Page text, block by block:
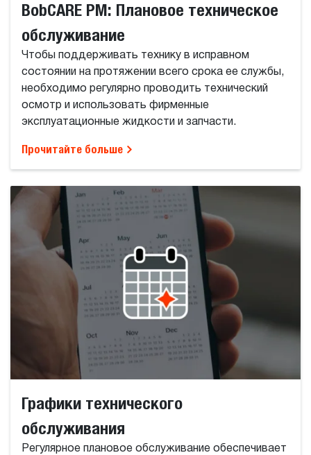
BobCARE PM: Плановое техническое
обслуживание
Чтобы поддерживать технику в исправном
состоянии на протяжении всего срока ее службы,
необходимо регулярно проводить технический
осмотр и использовать фирменные
эксплуатационные жидкости и запчасти.
Прочитайте больше
Графики технического
обслуживания
Регулярное плановое обслуживание обеспечивает